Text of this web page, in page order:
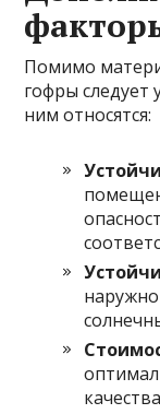
Помимо
гофры следует
ним относятся: